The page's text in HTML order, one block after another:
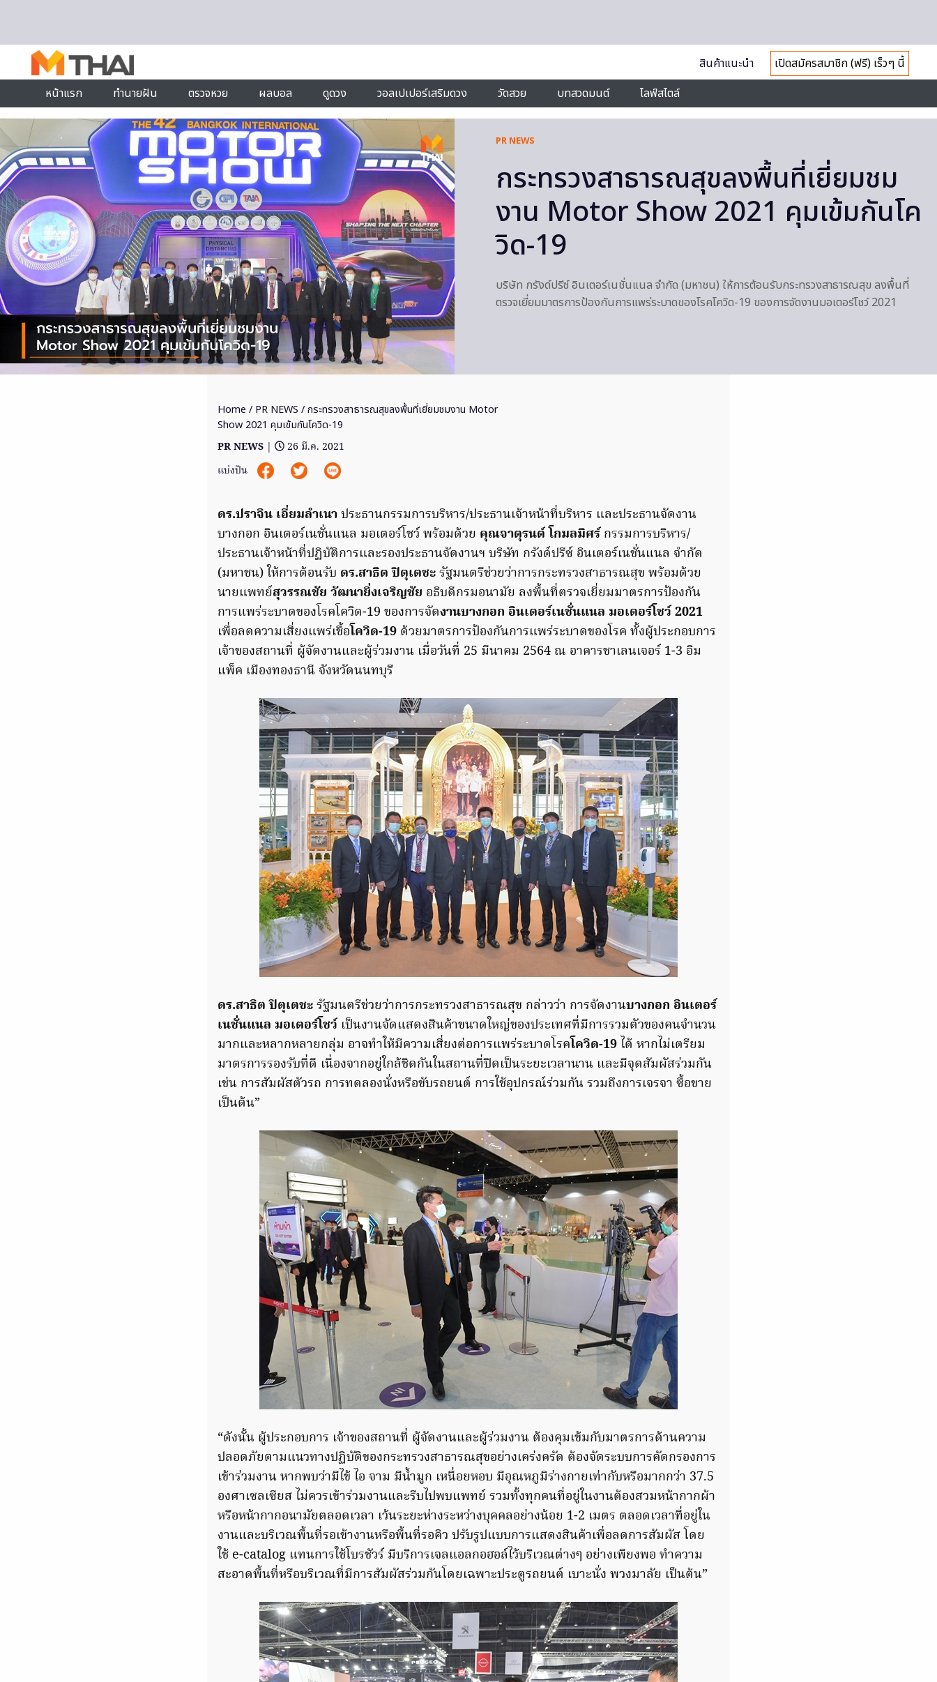
สินค้าแนะนำ
เปิดสมัครสมาชิก (ฟรี) เร็วๆ นี้
หน้าแรก
ทำนายฝัน ตรวจหวย ผลบอล ดูดวง วอลเปเปอร์เสริมดวง วัดสวย บทสวดมนต์ ไลฟ์สไตล์
PR NEWS
กระทรวงสาธารณสุขลงพื้นที่เยี่ยมชม
งาน Motor Show 2021 คุมเข้มกันโค
วิด-19
บริษัท กรังด์ปรีซ์ อินเตอร์เนชั่นแนล จำกัด (มหาชน) ให้การต้อนรับกระทรวงสาธารณสุข ลงพื้นที่
ตรวจเยี่ยมมาตรการป้องกันการแพร่ระบาดของโรคโควิด-19 ของการจัดงานมอเตอร์โชว์ 2021
Home / PR NEWS / กระทรวงสาธารณสุขลงพื้นที่เยี่ยมชมงาน Motor
Show 2021 คุมเข้มกันโควิด-19
PR NEWS |
26 มี.ค. 2021
แบ่งปัน
ดร.ปราจิน เอี่ยมลำเนาประธานกรรมการบริหาร/ประธานเจ้าหน้าที่บริหาร และประธานจัดงาน
บางกอก อินเตอร์เนชั่นแนล มอเตอร์โชว์ พร้อมด้วย คุณจาตุรนต์ โกมลมิศร์กรรมการบริหาร/
ประธานเจ้าหน้าที่ปฏิบัติการและรองประธานจัดงานฯ บริษัท กรังด์ปรีซ์ อินเตอร์เนชั่นแนล จำกัด
(มหาชน) ให้การต้อนรับ ดร.สาธิต ปิตุเตชะรัฐมนตรีช่วยว่าการกระทรวงสาธารณสุข พร้อมด้วย
นายแพทย์สุวรรณชัย วัฒนายิ่งเจริญชัย อธิบดีกรมอนามัย ลงพื้นที่ตรวจเยี่ยมมาตรการป้องกัน
การแพร่ระบาดของโรคโควิด-19 ของการจัดงานบางกอก อินเตอร์เนชั่นแนล มอเตอร์โชว์ 2021
เพื่อลดความเสี่ยงแพร่เชื้อโควิด-19 ด้วยมาตรการป้องกันการแพร่ระบาดของโรค ทั้งผู้ประกอบการ
เจ้าของสถานที่ ผู้จัดงานและผู้ร่วมงาน เมื่อวันที่ 25 มีนาคม 2564 ณ อาคารชาเลนเจอร์ 1-3 อิม
แพ็ค เมืองทองธานี จังหวัดนนทบุรี
ดร.สาธิต ปิตุเตชะรัฐมนตรีช่วยว่าการกระทรวงสาธารณสุข กล่าวว่า การจัดงานบางกอก อินเตอร์
เนชั่นแนล มอเตอร์โชว์ เป็นงานจัดแสดงสินค้าขนาดใหญ่ของประเทศที่มีการรวมตัวของคนจำนวน
มากและหลากหลายกลุ่ม อาจทำให้มีความเสี่ยงต่อการแพร่ระบาดโรคโควิด-19 ได้ หากไม่เตรียม
มาตรการรองรับที่ดี เนื่องจากอยู่ใกล้ชิดกันในสถานที่ปิดเป็นระยะเวลานาน และมีจุดสัมผัสร่วมกัน
เช่น การสัมผัสตัวรถ การทดลองนั่งหรือขับรถยนต์ การใช้อุปกรณ์ร่วมกัน รวมถึงการเจรจา ซื้อขาย
เป็นต้น”
“ดังนั้น ผู้ประกอบการ เจ้าของสถานที่ ผู้จัดงานและผู้ร่วมงาน ต้องคุมเข้มกับมาตรการด้านความ
ปลอดภัยตามแนวทางปฏิบัติของกระทรวงสาธารณสุขอย่างเคร่งครัด ต้องจัดระบบการคัดกรองการ
เข้าร่วมงาน หากพบว่ามีไข้ ไอ จาม มีน้ำมูก เหนื่อยหอบ มีอุณหภูมิร่างกายเท่ากับหรือมากกว่า 37.5
องศาเซลเซียส ไม่ควรเข้าร่วมงานและรีบไปพบแพทย์ รวมทั้งทุกคนที่อยู่ในงานต้องสวมหน้ากากผ้า
หรือหน้ากากอนามัยตลอดเวลา เว้นระยะห่างระหว่างบุคคลอย่างน้อย 1-2 เมตร ตลอดเวลาที่อยู่ใน
งานและบริเวณพื้นที่รอเข้างานหรือพื้นที่รอคิว ปรับรูปแบบการแสดงสินค้าเพื่อลดการสัมผัส โดย
ใช้ e-catalog แทนการใช้โบรชัวร์ มีบริการเจลแอลกอฮอล์ไว้บริเวณต่างๆ อย่างเพียงพอ ทำความ
สะอาดพื้นที่หรือบริเวณที่มีการสัมผัสร่วมกันโดยเฉพาะประตูรถยนต์ เบาะนั่ง พวงมาลัย เป็นต้น”